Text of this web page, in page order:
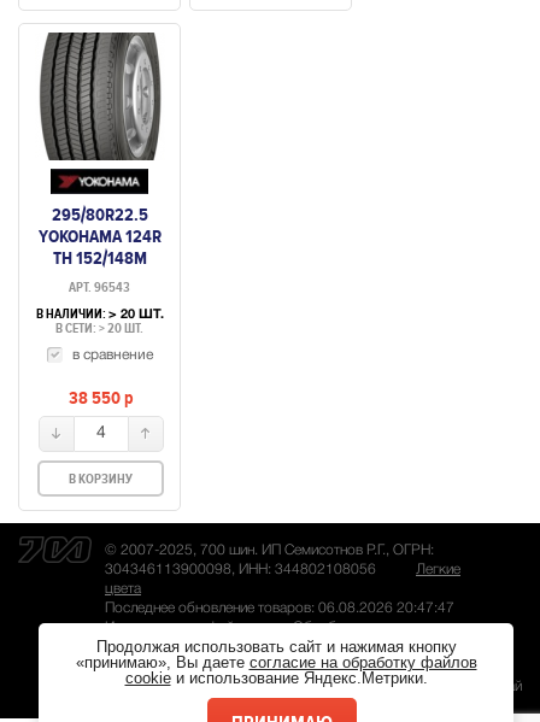
295/80R22.5
YOKOHAMA 124R
TH 152/148M
(РУЛЕВАЯ)
АРТ. 96543
В НАЛИЧИИ: > 20 ШТ.
В СЕТИ: > 20 ШТ.
в сравнение
38 550p
4
В КОРЗИНУ
© 2007-2025, 700 шин. ИП Семисотнов Р.Г., ОГРН:
304346113900098, ИНН: 344802108056
Легкие
цвета
Последнее обновление товаров: 06.08.2026 20:47:47
данных
Разработка сайта — Магвай
Продолжая использовать сайт и нажимая кнопку
«принимаю», Вы даете согласие на обработку файлов
cookieи использование Яндекс.Метрики.